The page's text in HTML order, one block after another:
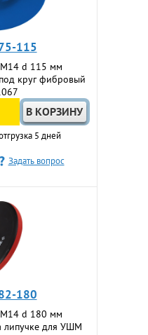
115
М14 d 115 мм
круг фибровый
5 дней
Задать вопрос
180
М14 d 180 мм
липучке для УШМ